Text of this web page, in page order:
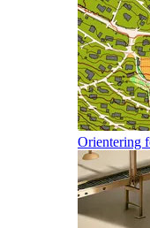
Orientering